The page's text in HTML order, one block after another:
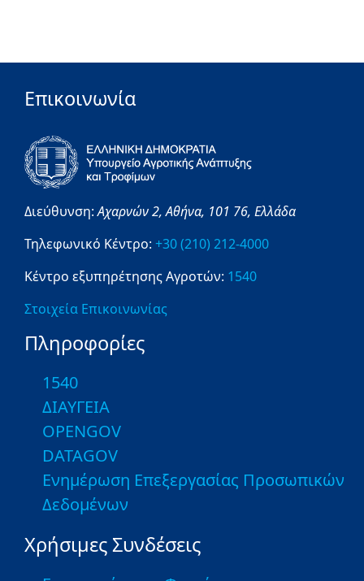
Επικοινωνία
Διεύθυνση:Αχαρνών 2,Αθήνα, 101 76, Ελλάδα
Τηλεφωνικό Κέντρο: +30 (210) 212-4000
Κέντρο εξυπηρέτησης Αγροτών: 1540
Στοιχεία Επικοινωνίας
Πληροφορίες
1540
ΔΙΑΥΓΕΙΑ
OPENGOV
DATAGOV
Ενημέρωση Επεξεργασίας Προσωπικών
Δεδομένων
Χρήσιμες Συνδέσεις